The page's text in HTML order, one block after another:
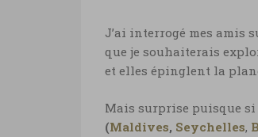
J’ai interrogé mes amis
que je souhaiterais
et elles épinglent la
Mais surprise puisque
(Maldives, Seychelles,